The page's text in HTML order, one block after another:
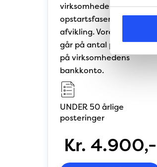
virksomheder der er i
opstartsfasen eller under
afvikling. Vores vurdering
går på antal posteringer
på virksomhedens
bankkonto.
UNDER 50 årlige
posteringer
Kr. 4.900,-